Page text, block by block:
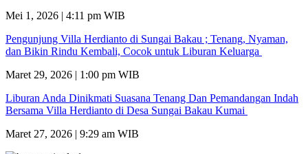
Mei 1, 2026 | 4:11 pm WIB
Pengunjung Villa Herdianto di Sungai Bakau ; Tenang, Nyaman,
dan Bikin Rindu Kembali, Cocok untuk Liburan Keluarga
Maret 29, 2026 | 1:00 pm WIB
Liburan Anda Dinikmati Suasana Tenang Dan Pemandangan Indah
Bersama Villa Herdianto di Desa Sungai Bakau Kumai
Maret 27, 2026 | 9:29 am WIB